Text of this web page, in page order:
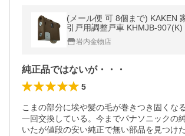
(メール便 可 8個まで) KAKEN
引戸用調整戸車 KHMJB-907(K)
番 MJB905 MJB906 MJB907対
車 *岩内金物店
純正品ではないが・・・
5
こまの部分に埃や髪の毛が巻きつき固くな
一回交換している。今までパナソニックの
いたが値段の安い純正で無い部品を見つけ